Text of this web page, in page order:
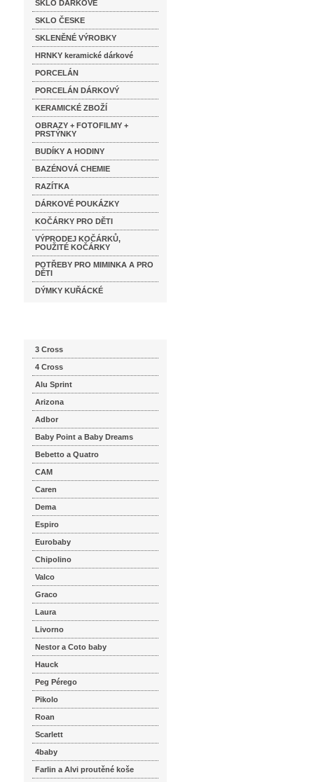
SKLO DÁRKOVÉ
SKLO ČESKE
SKLENĚNÉ VÝROBKY
HRNKY keramické dárkové
PORCELÁN
PORCELÁN DÁRKOVÝ
KERAMICKÉ ZBOŽÍ
OBRAZY + FOTOFILMY +
PRSTÝNKY
BUDÍKY A HODINY
BAZÉNOVÁ CHEMIE
RAZÍTKA
DÁRKOVÉ POUKÁZKY
KOČÁRKY PRO DĚTI
VÝPRODEJ KOČÁRKŮ,
POUŽITÉ KOČÁRKY
POTŘEBY PRO MIMINKA A PRO
DĚTI
DÝMKY KUŘÁCKÉ
3 Cross
4 Cross
Alu Sprint
Arizona
Adbor
Baby Point a Baby Dreams
Bebetto a Quatro
CAM
Caren
Dema
Espiro
Eurobaby
Chipolino
Valco
Graco
Laura
Livorno
Nestor a Coto baby
Hauck
Peg Pérego
Pikolo
Roan
Scarlett
4baby
Farlin a Alvi proutěné koše